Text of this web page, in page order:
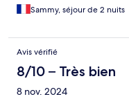
Sammy, séjour de 2 nuits
Avis vérifié
8/10 – Très bien
8 nov. 2024